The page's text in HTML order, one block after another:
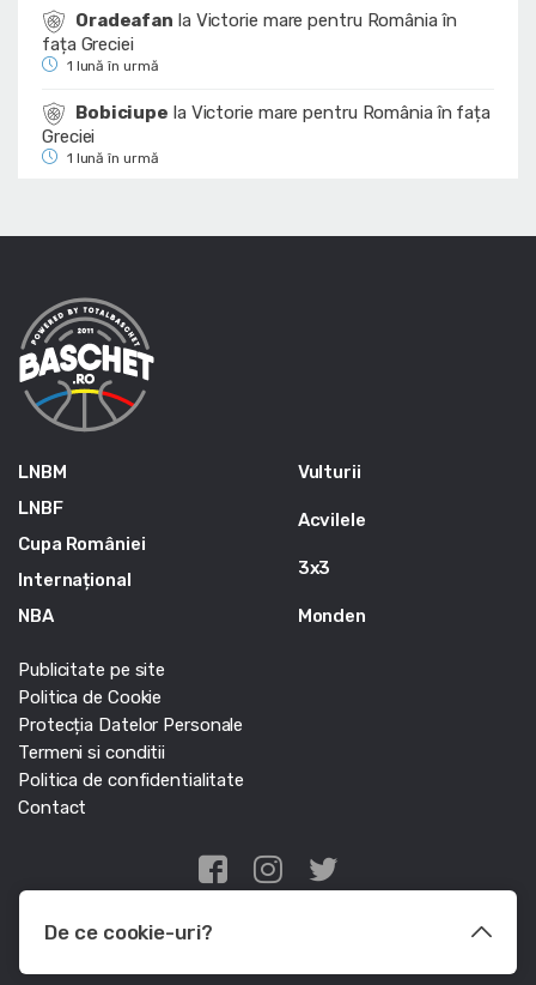
Oradeafan la Victorie mare pentru România în
fața Greciei
1 lună în urmă
Bobiciupe la Victorie mare pentru România în fața
Greciei
1 lună în urmă
LNBM
LNBF
Cupa României
Internațional
NBA
Vulturii
Acvilele
3x3
Monden
Publicitate pe site
Politica de Cookie
Protecția Datelor Personale
Termeni si conditii
Politica de confidentialitate
Contact
Edris Digital Agency
De ce cookie-uri?